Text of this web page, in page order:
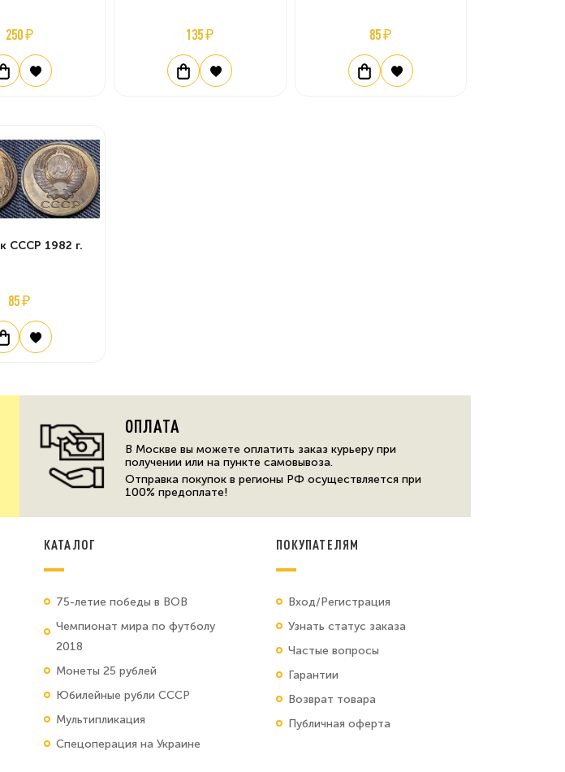
250 ₽ 135 ₽ 85 ₽
СССР 1982 г.
85 ₽
ОПЛАТА
В Москве вы можете оплатить заказ курьеру при
получении или на пункте самовывоза.
Отправка покупок в регионы РФ осуществляется при
100% предоплате!
КАТАЛОГ
75-летие победы в ВОВ
Чемпионат мира по футболу
2018
Монеты 25 рублей
Юбилейные рубли СССР
Мультипликация
Спецоперация на Украине
ПОКУПАТЕЛЯМ
Вход/Регистрация
Узнать статус заказа
Частые вопросы
Гарантии
Возврат товара
Публичная оферта